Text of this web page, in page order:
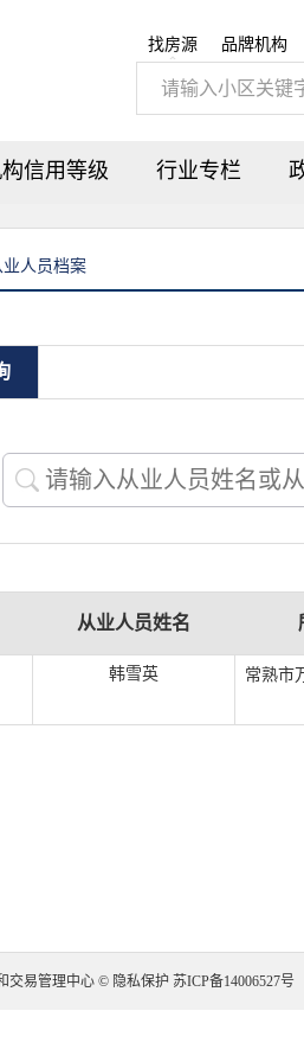
找房源 品牌机构
信用等级 行业专栏
人员档案
从业人员姓名
韩雪英
常熟市
交易管理中心 © 隐私保护 苏ICP备14006527号